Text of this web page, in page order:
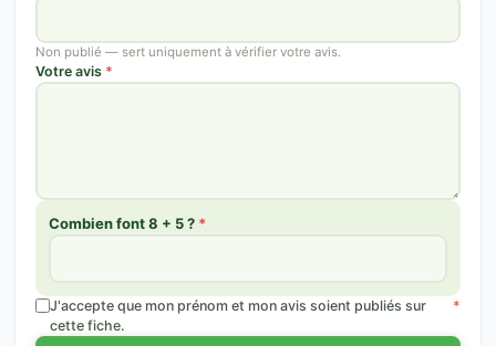
Non publié — sert uniquement à vérifier votre avis.
Votre avis *
Combien font 8 + 5 ? *
J'accepte que mon prénom et mon avis soient publiés sur
cette fiche.
*